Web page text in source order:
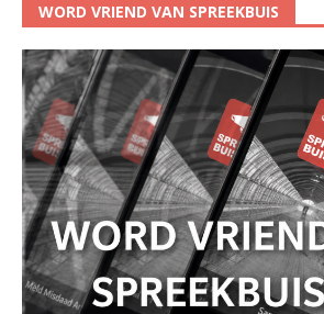
WORD VRIEND VAN SPREEKBUIS